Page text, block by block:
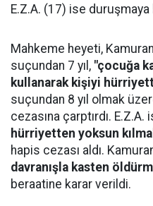
E.Z.A. (17) ise duruşmaya
Mahkeme heyeti, Kamuran
suçundan 7 yıl, "çocuğa
kullanarak kişiyi
suçundan 8 yıl olmak
cezasına çarptırdı. E.Z.A.
hürriyetten yoksun
hapis cezası aldı.
davranışla kasten
beraatine karar verildi.